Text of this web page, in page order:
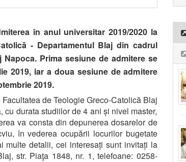
în anul universitar 2019/2020 la
- Departamentul Blaj din cadrul
Napoca. Prima sesiune de admitere se
2019, iar a doua sesiune de admitere
2019.
de Teologie Greco-Catolică Blaj
durata studiilor de 4 ani și nivel master,
va consta din depunerea dosarelor de
în vederea ocupării locurilor bugetate
multe detalii, cei interesați sunt invitați la
str. Piaţa 1848, nr. 1, telefoane: 0258-